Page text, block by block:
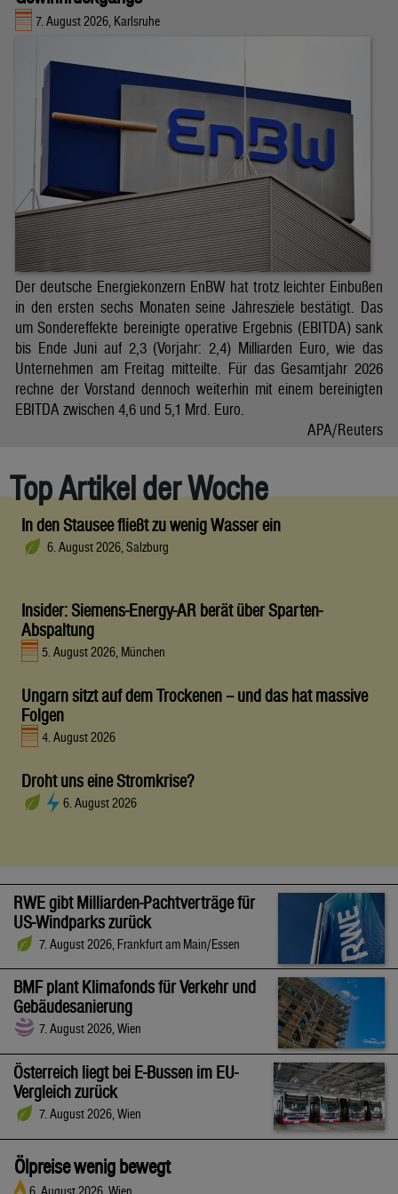
7. August 2026, Karlsruhe
Der deutsche Energiekonzern EnBW hat trotz leichter Einbußen
in den ersten sechs Monaten seine Jahresziele bestätigt. Das
um Sondereffekte bereinigte operative Ergebnis (EBITDA) sank
bis Ende Juni auf 2,3 (Vorjahr: 2,4) Milliarden Euro, wie das
Unternehmen am Freitag mitteilte. Für das Gesamtjahr 2026
rechne der Vorstand dennoch weiterhin mit einem bereinigten
EBITDA zwischen 4,6 und 5,1 Mrd. Euro.
APA/Reuters
Top Artikel der Woche
In den Stausee fließt zu wenig Wasser ein
6. August 2026, Salzburg
Insider: Siemens-Energy-AR berät über Sparten-
Abspaltung
5. August 2026, München
Ungarn sitzt auf dem Trockenen – und das hat massive
Folgen
4. August 2026
Droht uns eine Stromkrise?
6. August 2026
RWE gibt Milliarden-Pachtverträge für
US-Windparks zurück
7. August 2026, Frankfurt am Main/Essen
BMF plant Klimafonds für Verkehr und
Gebäudesanierung
7. August 2026, Wien
Österreich liegt bei E-Bussen im EU-
Vergleich zurück
7. August 2026, Wien
Ölpreise wenig bewegt